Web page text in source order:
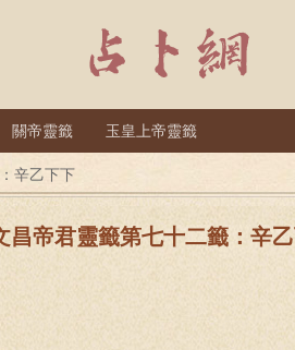
關帝靈籤 玉皇上帝靈籤
辛乙下下
昌帝君靈籤第七十二籤：辛